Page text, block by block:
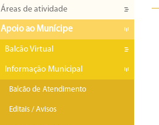
Áreas de atividade
Apoio ao Munícipe
Balcão Virtual
Informação Municipal
Balcão de Atendimento
Editais / Avisos